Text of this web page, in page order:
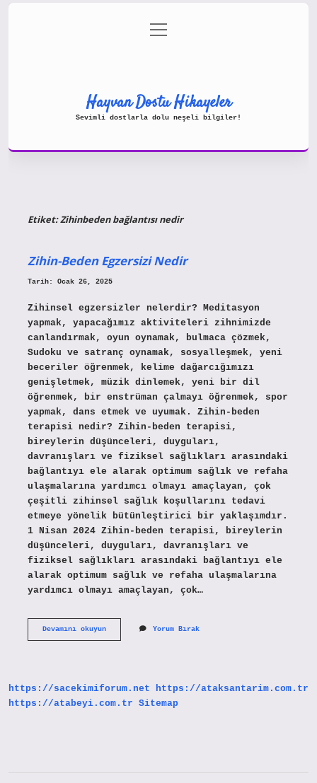
Gizlilik Politikası
menüyü
aç
Hayvan Dostu Hikayeler
Sevimli dostlarla dolu neşeli bilgiler!
Etiket:Zihinbeden bağlantısı nedir
Zihin-Beden Egzersizi Nedir
Tarih: Ocak 26, 2025
Zihinsel egzersizler nelerdir? Meditasyon
yapmak, yapacağımız aktiviteleri zihnimizde
canlandırmak, oyun oynamak, bulmaca çözmek,
Sudoku ve satranç oynamak, sosyalleşmek, yeni
beceriler öğrenmek, kelime dağarcığımızı
genişletmek, müzik dinlemek, yeni bir dil
öğrenmek, bir enstrüman çalmayı öğrenmek, spor
yapmak, dans etmek ve uyumak. Zihin-beden
terapisi nedir? Zihin-beden terapisi,
bireylerin düşünceleri, duyguları,
davranışları ve fiziksel sağlıkları arasındaki
bağlantıyı ele alarak optimum sağlık ve refaha
ulaşmalarına yardımcı olmayı amaçlayan, çok
çeşitli zihinsel sağlık koşullarını tedavi
etmeye yönelik bütünleştirici bir yaklaşımdır.
1 Nisan 2024 Zihin-beden terapisi, bireylerin
düşünceleri, duyguları, davranışları ve
fiziksel sağlıkları arasındaki bağlantıyı ele
alarak optimum sağlık ve refaha ulaşmalarına
yardımcı olmayı amaçlayan, çok…
Devamını okuyunZihin-
Yorum Bırak
https://sacekimiforum.net
https://ataksantarim.com.tr
https://atabeyi.com.tr Sitemap